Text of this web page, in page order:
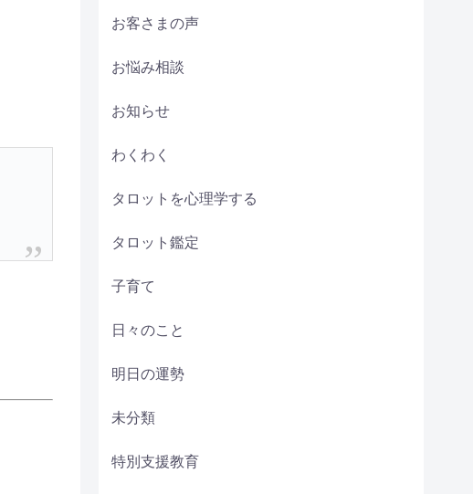
お客さまの声
お悩み相談
お知らせ
わくわく
タロットを心理学する
タロット鑑定
子育て
日々のこと
明日の運勢
未分類
特別支援教育